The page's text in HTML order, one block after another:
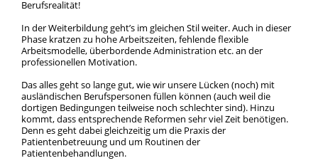
Berufsrealität!
In der Weiterbildung geht’s im gleichen Stil weiter. Auch in dieser
Phase kratzen zu hohe Arbeitszeiten, fehlende flexible
Arbeitsmodelle, überbordende Administration etc. an der
professionellen Motivation.
Das alles geht so lange gut, wie wir unsere Lücken (noch) mit
ausländischen Berufspersonen füllen können (auch weil die
dortigen Bedingungen teilweise noch schlechter sind). Hinzu
kommt, dass entsprechende Reformen sehr viel Zeit benötigen.
Denn es geht dabei gleichzeitig um die Praxis der
Patientenbetreuung und um Routinen der
Patientenbehandlungen.